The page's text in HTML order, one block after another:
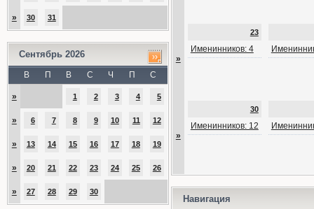
» 30 31
Сентябрь 2026
В П В С Ч П С
» 1 2 3 4 5
» 6 7 8 9 10 11 12
» 13 14 15 16 17 18 19
» 20 21 22 23 24 25 26
» 27 28 29 30
»
23
Именинников: 4
»
30
Именинников: 12
Навигация